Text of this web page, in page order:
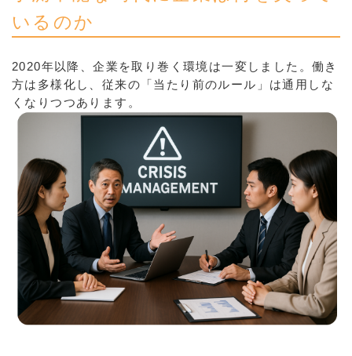
いるのか
2020年以降、企業を取り巻く環境は一変しました。働き
方は多様化し、従来の「当たり前のルール」は通用しな
くなりつつあります。